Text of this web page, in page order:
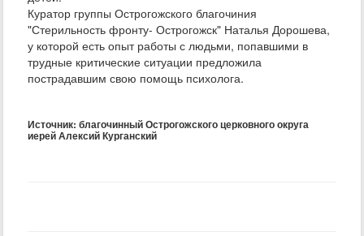
Куратор группы Острогожского благочиния
"Стерильность фронту- Острогожск" Наталья Дорошева,
у которой есть опыт работы с людьми, попавшими в
трудные критические ситуации предложила
пострадавшим свою помощь психолога.
Источник: благочинный Острогожского церковного округа
иерей Алексий Курганский